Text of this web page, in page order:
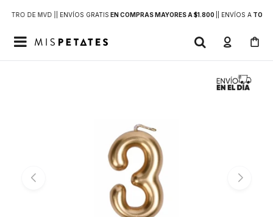
DE MVD | | ENVÍOS GRATIS EN COMPRAS MAYORES A $1.800 | ENVÍOS ATODO
